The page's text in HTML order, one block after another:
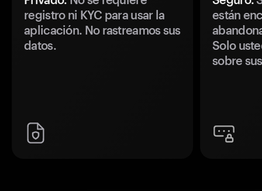
registro ni KYC para usar la
aplicación. No rastreamos sus
datos.
están
Solo
sobre